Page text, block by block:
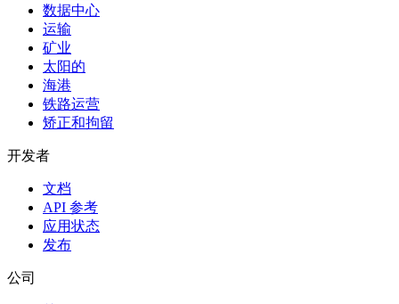
数据中心
运输
矿业
太阳的
海港
铁路运营
矫正和拘留
开发者
文档
API 参考
应用状态
发布
公司